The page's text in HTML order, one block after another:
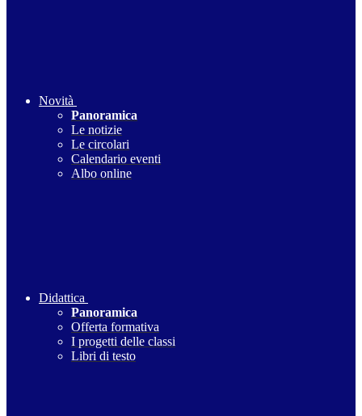
Novità
Panoramica
Le notizie
Le circolari
Calendario eventi
Albo online
Didattica
Panoramica
Offerta formativa
I progetti delle classi
Libri di testo